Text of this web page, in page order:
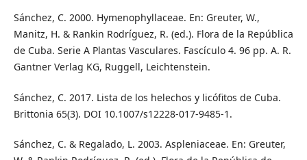
Sánchez, C. 2000. Hymenophyllaceae. En: Greuter, W.,
Manitz, H. & Rankin Rodríguez, R. (ed.). Flora de la República
de Cuba. Serie A Plantas Vasculares. Fascículo 4. 96 pp. A. R.
Gantner Verlag KG, Ruggell, Leichtenstein.
Sánchez, C. 2017. Lista de los helechos y licófitos de Cuba.
Brittonia 65(3). DOI 10.1007/s12228-017-9485-1.
Sánchez, C. & Regalado, L. 2003. Aspleniaceae. En: Greuter,